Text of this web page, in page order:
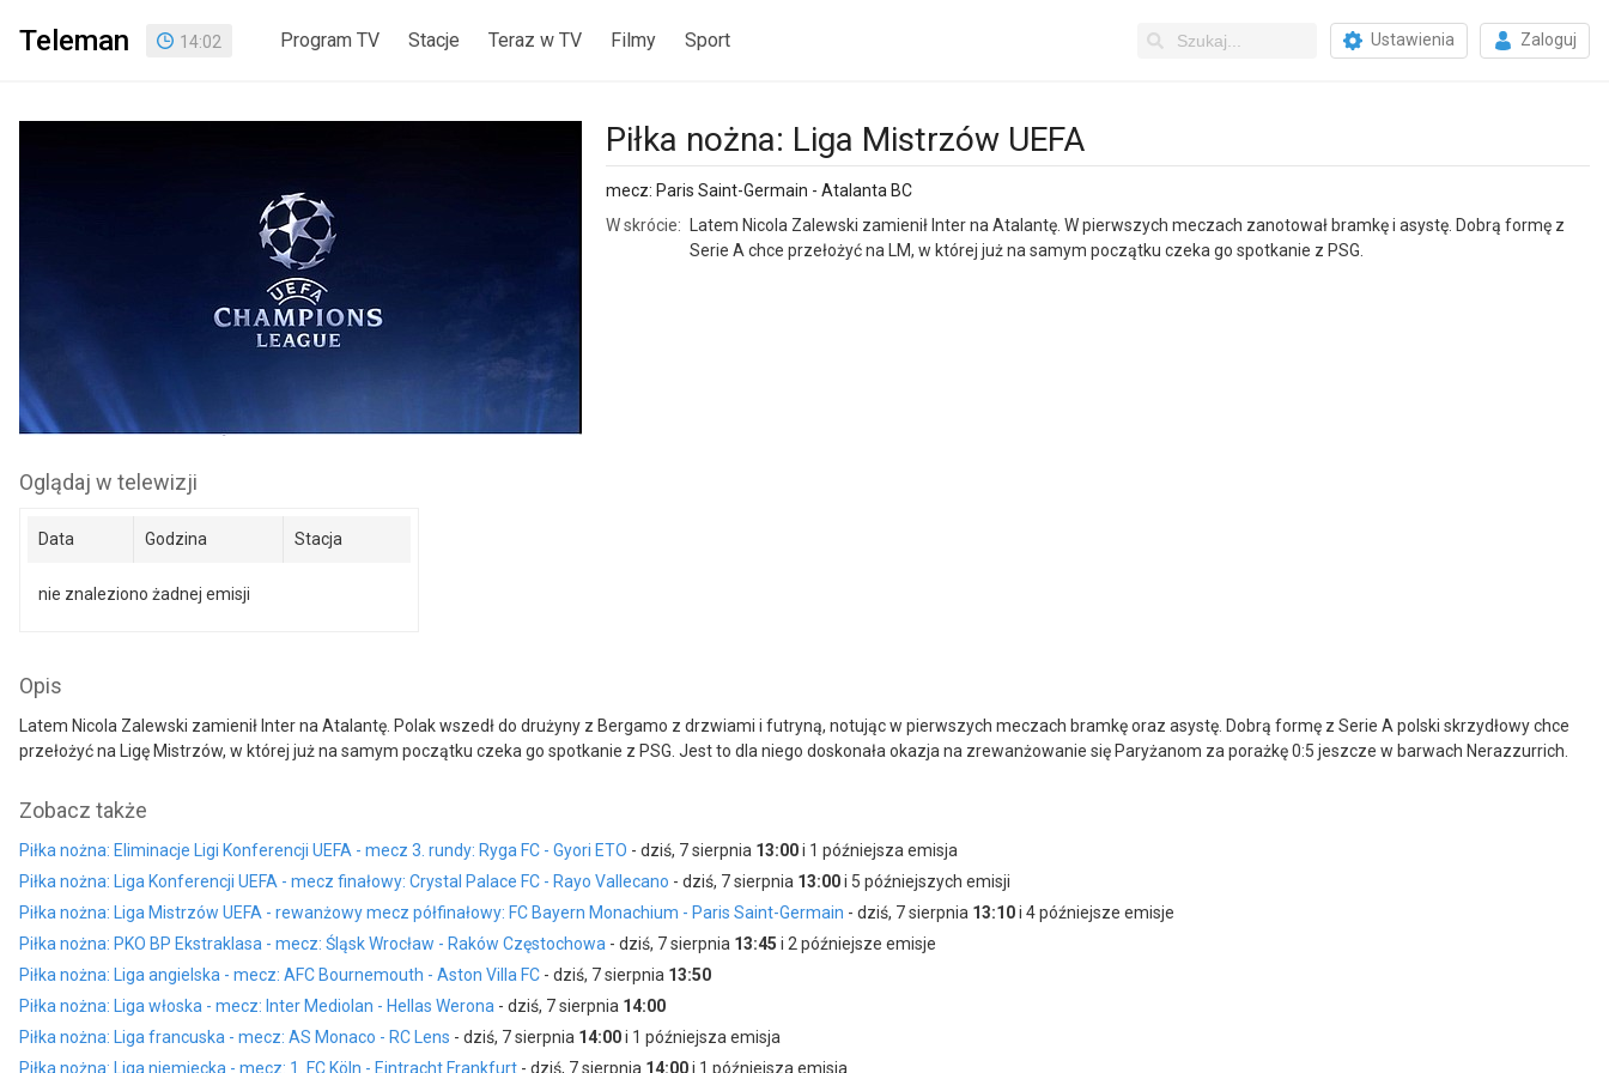
Teleman 14:02 Program TV Stacje Teraz w TV Filmy Sport Ustawienia Zaloguj
Piłka nożna: Liga Mistrzów UEFA
mecz: Paris Saint-Germain - Atalanta BC
W skrócie:
Latem Nicola Zalewski zamienił Inter na Atalantę. W pierwszych meczach zanotował bramkę i asystę. Dobrą formę z
Serie A chce przełożyć na LM, w której już na samym początku czeka go spotkanie z PSG.
Oglądaj w telewizji
Data Godzina Stacja
nie znaleziono żadnej emisji
Opis
Latem Nicola Zalewski zamienił Inter na Atalantę. Polak wszedł do drużyny z Bergamo z drzwiami i futryną, notując w pierwszych meczach bramkę oraz asystę. Dobrą formę z Serie A polski skrzydłowy chce
przełożyć na Ligę Mistrzów, w której już na samym początku czeka go spotkanie z PSG. Jest to dla niego doskonała okazja na zrewanżowanie się Paryżanom za porażkę 0:5 jeszcze w barwach Nerazzurrich.
Zobacz także
Piłka nożna: Eliminacje Ligi Konferencji UEFA - mecz 3. rundy: Ryga FC - Gyori ETO - dziś, 7 sierpnia 13:00i 1 późniejsza emisja
Piłka nożna: Liga Konferencji UEFA - mecz finałowy: Crystal Palace FC - Rayo Vallecano - dziś, 7 sierpnia 13:00i 5 późniejszych emisji
Piłka nożna: Liga Mistrzów UEFA - rewanżowy mecz półfinałowy: FC Bayern Monachium - Paris Saint-Germain - dziś, 7 sierpnia 13:10i 4 późniejsze emisje
Piłka nożna: PKO BP Ekstraklasa - mecz: Śląsk Wrocław - Raków Częstochowa - dziś, 7 sierpnia 13:45 i 2 późniejsze emisje
Piłka nożna: Liga angielska - mecz: AFC Bournemouth - Aston Villa FC - dziś, 7 sierpnia 13:50
Piłka nożna: Liga włoska - mecz: Inter Mediolan - Hellas Werona - dziś, 7 sierpnia 14:00
Piłka nożna: Liga francuska - mecz: AS Monaco - RC Lens - dziś, 7 sierpnia 14:00i 1 późniejsza emisja
Piłka nożna: Liga niemiecka - mecz: 1. FC Köln - Eintracht Frankfurt - dziś, 7 sierpnia 14:00i 1 późniejsza emisja